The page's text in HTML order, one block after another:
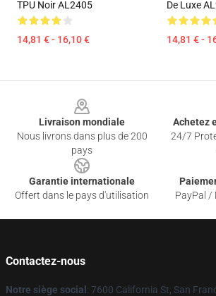
TPU Noir AL2405
14,81 € - 16,10 €
De Luxe
14,81 € -
Livraison mondiale
Nous livrons dans plus de 200
pays
Achetez
24/7
Garantie internationale
Offert dans le pays d'utilisation
PayPal /
Contactez-nous
Notre siège social : 7600 California St, San